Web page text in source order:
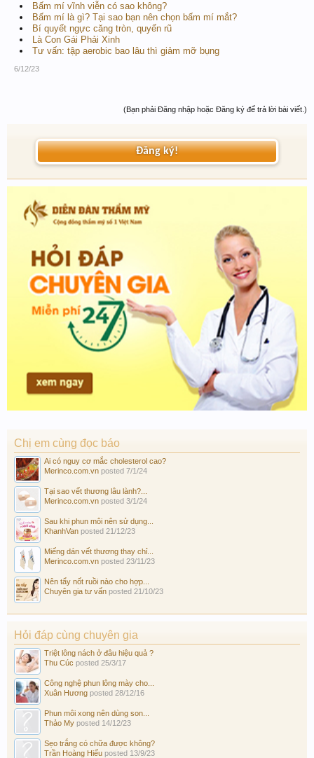
Bấm mí vĩnh viễn có sao không?
Bấm mí là gì? Tại sao bạn nên chọn bấm mí mắt?
Bí quyết ngực căng tròn, quyến rũ
Là Con Gái Phải Xinh
Tư vấn: tập aerobic bao lâu thì giảm mỡ bụng
6/12/23
(Bạn phải Đăng nhập hoặc Đăng ký để trả lời bài viết.)
Đăng ký!
Chị em cùng đọc báo
Ai có nguy cơ mắc cholesterol cao?
Merinco.com.vn posted 7/1/24
Tại sao vết thương lâu lành?...
Merinco.com.vn posted 3/1/24
Sau khi phun môi nên sử dụng...
KhanhVan posted 21/12/23
Miếng dán vết thương thay chỉ...
Merinco.com.vn posted 23/11/23
Nên tẩy nốt ruồi nào cho hợp...
Chuyên gia tư vấn posted 21/10/23
Hỏi đáp cùng chuyên gia
Triệt lông nách ở đâu hiệu quả ?
Thu Cúc posted 25/3/17
Công nghệ phun lông mày cho...
Xuân Hương posted 28/12/16
Phun môi xong nên dùng son...
Thảo My posted 14/12/23
Sẹo trắng có chữa được không?
Trần Hoàng Hiếu posted 13/9/23